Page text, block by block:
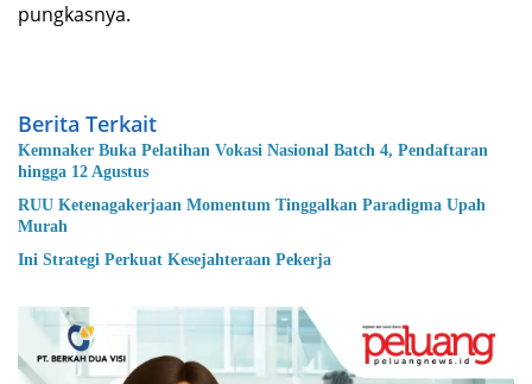
pungkasnya.
Berita Terkait
Kemnaker Buka Pelatihan Vokasi Nasional Batch 4, Pendaftaran
hingga 12 Agustus
RUU Ketenagakerjaan Momentum Tinggalkan Paradigma Upah
Murah
Ini Strategi Perkuat Kesejahteraan Pekerja